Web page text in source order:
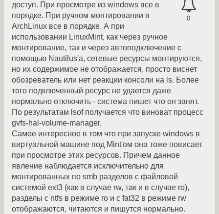
0
доступ. При просмотре из windows все в
порядке. При ручном монтировании в
ArchLinux все в порядке. А при
использовании LinuxMint, как через ручное
монтирование, так и через автоподключение с
помощью Nautilus'а, сетевые ресурсы монтируются,
но их содержимое не отображается, просто виснет
обозреватель или нет реакции консоли на ls. Более
того подключенный ресурс не удается даже
нормально отключить - система пишет что он занят.
По результатам lsof получается что виноват процесс
gvfs-hal-volume-manager.
Самое интересное в том что при запуске windows в
виртуальной машине под Mint'ом она тоже повисает
при просмотре этих ресурсов. Причем данное
явление наблюдается исключительно для
монтированных по smb разделов с файловой
системой ext3 (как в случае rw, так и в случае ro),
разделы с ntfs в режиме ro и с fat32 в режиме rw
отображаются, читаются и пишутся нормально.